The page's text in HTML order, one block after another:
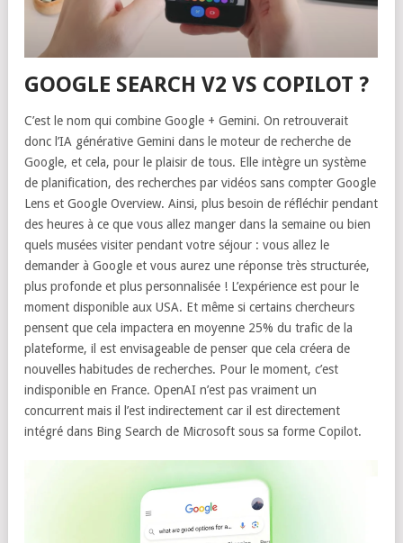
GOOGLE SEARCH V2 VS COPILOT ?
C’est le nom qui combine Google + Gemini. On retrouverait
donc l’IA générative Gemini dans le moteur de recherche de
Google, et cela, pour le plaisir de tous. Elle intègre un système
de planification, des recherches par vidéos sans compter Google
Lens et Google Overview. Ainsi, plus besoin de réfléchir pendant
des heures à ce que vous allez manger dans la semaine ou bien
quels musées visiter pendant votre séjour : vous allez le
demander à Google et vous aurez une réponse très structurée,
plus profonde et plus personnalisée ! L’expérience est pour le
moment disponible aux USA. Et même si certains chercheurs
pensent que cela impactera en moyenne 25% du trafic de la
plateforme, il est envisageable de penser que cela créera de
nouvelles habitudes de recherches. Pour le moment, c’est
indisponible en France. OpenAI n’est pas vraiment un
concurrent mais il l’est indirectement car il est directement
intégré dans Bing Search de Microsoft sous sa forme Copilot.